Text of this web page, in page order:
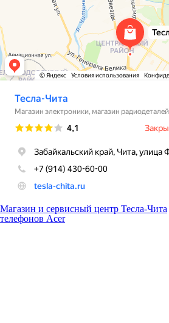
Магазин и сервисный центр Тесла-Чита
телефонов Acer